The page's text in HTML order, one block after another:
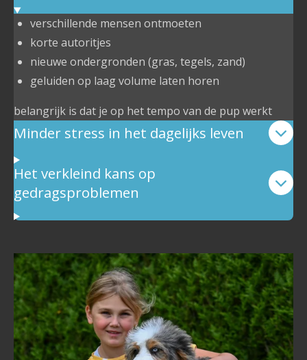
verschillende mensen ontmoeten
korte autoritjes
nieuwe ondergronden (gras, tegels, zand)
geluiden op laag volume laten horen
belangrijk is dat je op het tempo van de pup werkt
Minder stress in het dagelijks leven
Het verkleind kans op
gedragsproblemen